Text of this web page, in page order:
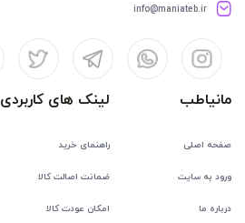
info@maniateb.ir
مانیاطب
صفحه اصلی
ورود به سایت
درباره ما
لینک های کاربردی
راهنمای خرید
ضمانت اصالت کالا
امکان عودت کالا